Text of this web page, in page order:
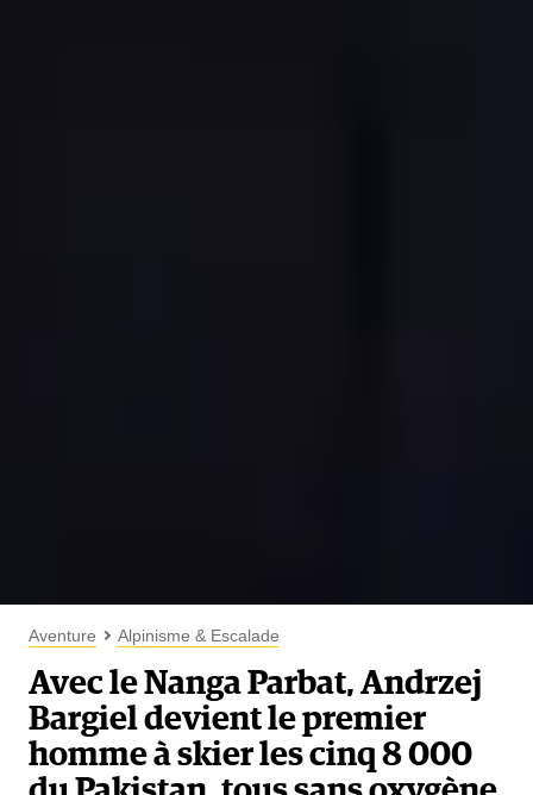
Aventure Alpinisme & Escalade
Avec le Nanga Parbat, Andrzej
Bargiel devient le premier
homme à skier les cinq 8 000